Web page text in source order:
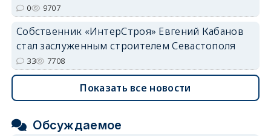
0 9707
Собственник «ИнтерСтроя» Евгений Кабанов
стал заслуженным строителем Севастополя
33 7708
Показать все новости
Обсуждаемое